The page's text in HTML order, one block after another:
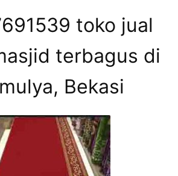
toko jual
terbagus di
Bekasi